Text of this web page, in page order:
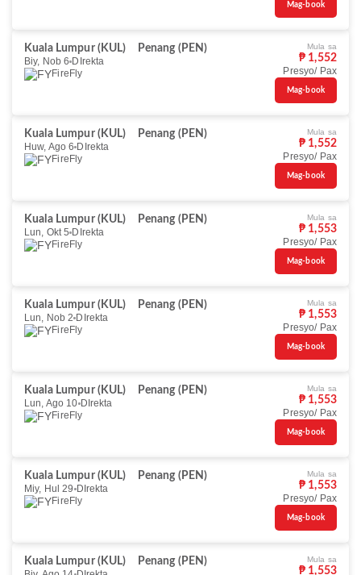
Mag-book
Kuala Lumpur (KUL)
Penang (PEN)
Biy, Nob 6 DIrekta
FireFly
Mula sa
₱ 1,552
Presyo/ Pax
Mag-book
Kuala Lumpur (KUL)
Penang (PEN)
Huw, Ago 6 DIrekta
FireFly
Mula sa
₱ 1,552
Presyo/ Pax
Mag-book
Kuala Lumpur (KUL)
Penang (PEN)
Lun, Okt 5 DIrekta
FireFly
Mula sa
₱ 1,553
Presyo/ Pax
Mag-book
Kuala Lumpur (KUL)
Penang (PEN)
Lun, Nob 2 DIrekta
FireFly
Mula sa
₱ 1,553
Presyo/ Pax
Mag-book
Kuala Lumpur (KUL)
Penang (PEN)
Lun, Ago 10 DIrekta
FireFly
Mula sa
₱ 1,553
Presyo/ Pax
Mag-book
Kuala Lumpur (KUL)
Penang (PEN)
Miy, Hul 29 DIrekta
FireFly
Mula sa
₱ 1,553
Presyo/ Pax
Mag-book
Kuala Lumpur (KUL)
Penang (PEN)
Mula sa
₱ 1,553